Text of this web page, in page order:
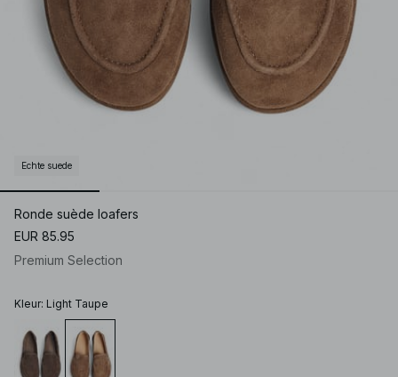
Echte suede
Ronde suède loafers
EUR 85.95
Premium Selection
Kleur: Light Taupe